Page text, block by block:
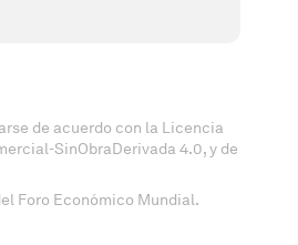
de acuerdo con la Licencia
SinObraDerivada 4.0, y de
Foro Económico Mundial.